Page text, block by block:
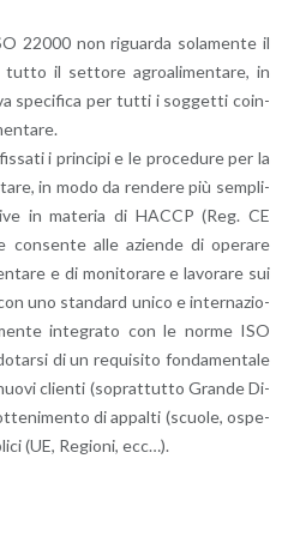
22000 non ri­guar­da so­la­men­te il
il set­to­re agroa­li­men­ta­re, in
spe­ci­fi­ca per tutti i sog­get­ti coin­
i prin­ci­pi e le pro­ce­du­re per la
in modo da ren­de­re più sem­pli­
in ma­te­ria di HACCP (Reg. CE
con­sen­te alle azien­de di ope­ra­re
e di mo­ni­to­ra­re e la­vo­ra­re sui
uno stan­dard unico e in­ter­na­zio­
in­te­gra­to con le norme ISO
di un re­qui­si­to fon­da­men­ta­le
clien­ti (so­prat­tut­to Gran­de Di­
di ap­pal­ti (scuo­le, ospe­
(UE, Re­gio­ni, ecc…).